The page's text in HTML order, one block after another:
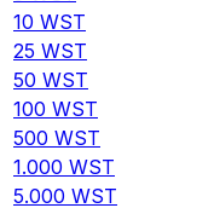
10 WST
25 WST
50 WST
100 WST
500 WST
1.000 WST
5.000 WST